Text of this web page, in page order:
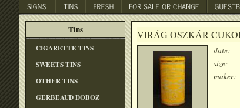
Tins
CIGARETTE TINS
SWEETS TINS
OTHER TINS
GERBEAUD DOBOZ
VIRÁG OSZKÁR
date:
size:
maker: